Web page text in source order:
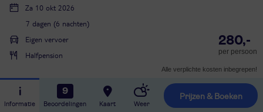
Za 10 okt 2026
7 dagen (6 nachten)
Eigen vervoer
Halfpension
280,-
per persoon
Alle verplichte kosten inbegrepen!
Informatie
9
Beoordelingen Kaart Weer
Prijzen & Boeken